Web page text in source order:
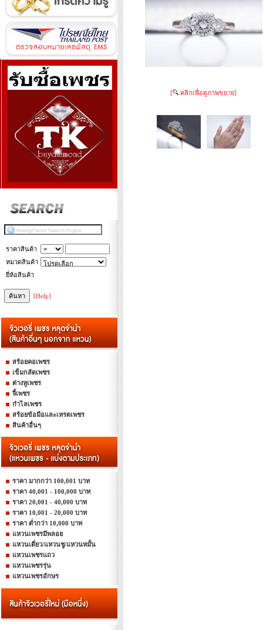
ราคาสินค้า
หมวดสินค้า
ยี่ห้อสินค้า
[Help]
สร้อยคอเพชร
เข็มกลัดเพชร
ต่างหูเพชร
จี้เพชร
กำไลเพชร
สร้อยข้อมือและเหรดเพชร
สินค้าอื่นๆ
ราคา มากกว่า 100,001 บาท
ราคา 40,001 - 100,000 บาท
ราคา 20,001 - 40,000 บาท
ราคา 10,001 - 20,000 บาท
ราคา ต่ำกว่า 10,000 บาท
แหวนเพชรมีพลอย
แหวนเดี่ยว/แหวนชู/แหวนหมั้น
แหวนเพชรแถว
แหวนเพชรรุ่น
แหวนเพชรอักษร
[ คลิกเพื่อดูภาพขยาย]